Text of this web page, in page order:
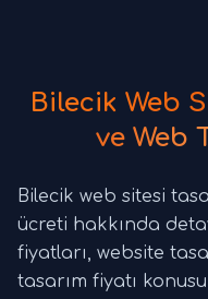
Bilecik Web
ve Web
Bilecik web sitesi
ücreti hakkında
fiyatları, website
tasarım fiyatı